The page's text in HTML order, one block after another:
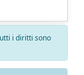
i diritti sono